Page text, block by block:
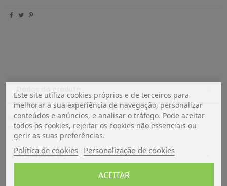
Referência 16010289
ean13 5601577786097
Avaliações (0)
Este site utiliza cookies próprios e de terceiros para
melhorar a sua experiência de navegação, personalizar
conteúdos e anúncios, e analisar o tráfego. Pode aceitar
todos os cookies, rejeitar os cookies não essenciais ou
gerir as suas preferências.
Política de cookies Personalização de cookies
ACEITAR